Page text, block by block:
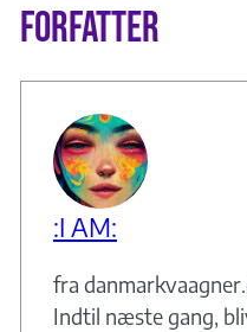
Forfatter
:I AM:
fra
Indtil næste gang,